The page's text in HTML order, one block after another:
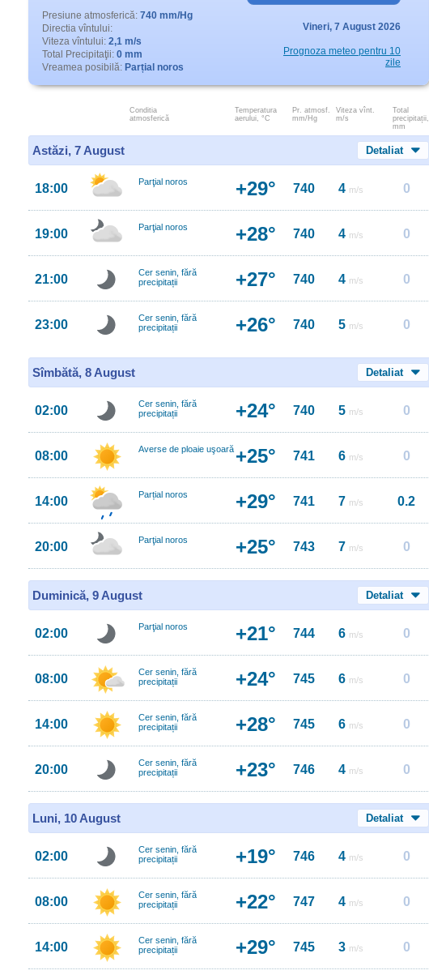
Presiune atmosferică: 740 mm/Hg
Directia vîntului:
Viteza vîntului: 2,1 m/s
Total Precipitaţii: 0 mm
Vreamea posibilă: Parțial noros
Vineri, 7 August 2026
Prognoza meteo pentru 10
zile
Conditia
atmosferică
Temperatura
aerului, °C
Pr. atmosf.
mm/Hg
Viteza vînt.
m/s
Total
precipitații,
mm
Astăzi, 7 August Detaliat
18:00 Parţial noros +29° 740 4 m/s 0
19:00 Parţial noros +28° 740 4 m/s 0
21:00
Cer senin, fără
precipitații
+27° 740 4 m/s 0
23:00
Cer senin, fără
precipitații
+26° 740 5 m/s 0
Sîmbătă, 8 August Detaliat
02:00
Cer senin, fără
precipitații
+24° 740 5 m/s 0
08:00 Averse de ploaie uşoară +25° 741 6 m/s 0
14:00 Parțial noros +29° 741 7 m/s 0.2
20:00 Parţial noros +25° 743 7 m/s 0
Duminică, 9 August Detaliat
02:00 Parţial noros +21° 744 6 m/s 0
08:00
Cer senin, fără
precipitații
+24° 745 6 m/s 0
14:00
Cer senin, fără
precipitații
+28° 745 6 m/s 0
20:00
Cer senin, fără
precipitații
+23° 746 4 m/s 0
Luni, 10 August Detaliat
02:00
Cer senin, fără
precipitații
+19° 746 4 m/s 0
08:00
Cer senin, fără
precipitații
+22° 747 4 m/s 0
14:00
Cer senin, fără
precipitații
+29° 745 3 m/s 0